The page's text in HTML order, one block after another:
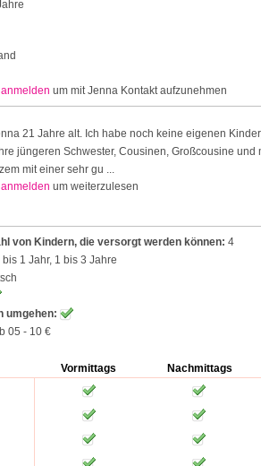
anmelden um mit Jenna Kontakt aufzunehmen
21 Jahre alt. Ich habe noch keine eigenen
jüngeren Schwester, Cousinen, Großcousine und
mit einer sehr gu ...
anmelden um weiterzulesen
von Kindern, die versorgt werden können: 4
bis 1 Jahr, 1 bis 3 Jahre
umgehen:
05 - 10 €
Vormittags Nachmittags